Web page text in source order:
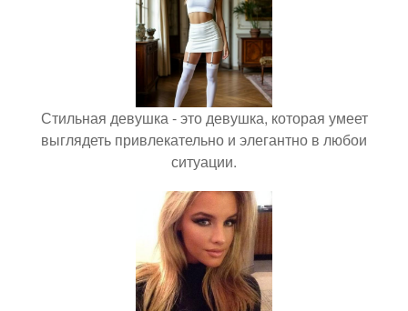
Стильная девушка - это девушка, которая умеет
выглядеть привлекательно и элегантно в любои
ситуации.